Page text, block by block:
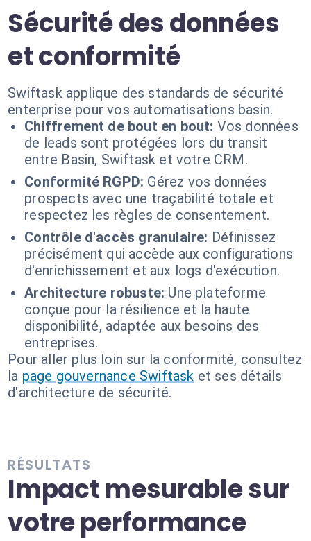
Sécurité des données
et conformité
Swiftask applique des standards de sécurité
enterprise pour vos automatisations basin.
Chiffrement de bout en bout: Vos données
de leads sont protégées lors du transit
entre Basin, Swiftask et votre CRM.
Conformité RGPD: Gérez vos données
prospects avec une traçabilité totale et
respectez les règles de consentement.
Contrôle d'accès granulaire: Définissez
précisément qui accède aux configurations
d'enrichissement et aux logs d'exécution.
Architecture robuste: Une plateforme
conçue pour la résilience et la haute
disponibilité, adaptée aux besoins des
entreprises.
Pour aller plus loin sur la conformité, consultez
la page gouvernance Swiftask et ses détails
d'architecture de sécurité.
RÉSULTATS
Impact mesurable sur
votre performance